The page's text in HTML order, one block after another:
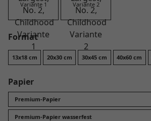
Variante 1 Variante 2
Format
13x18 cm 20x30 cm 30x45 cm 40x60 cm
Papier
Premium-Papier
Premium-Papier wasserfest